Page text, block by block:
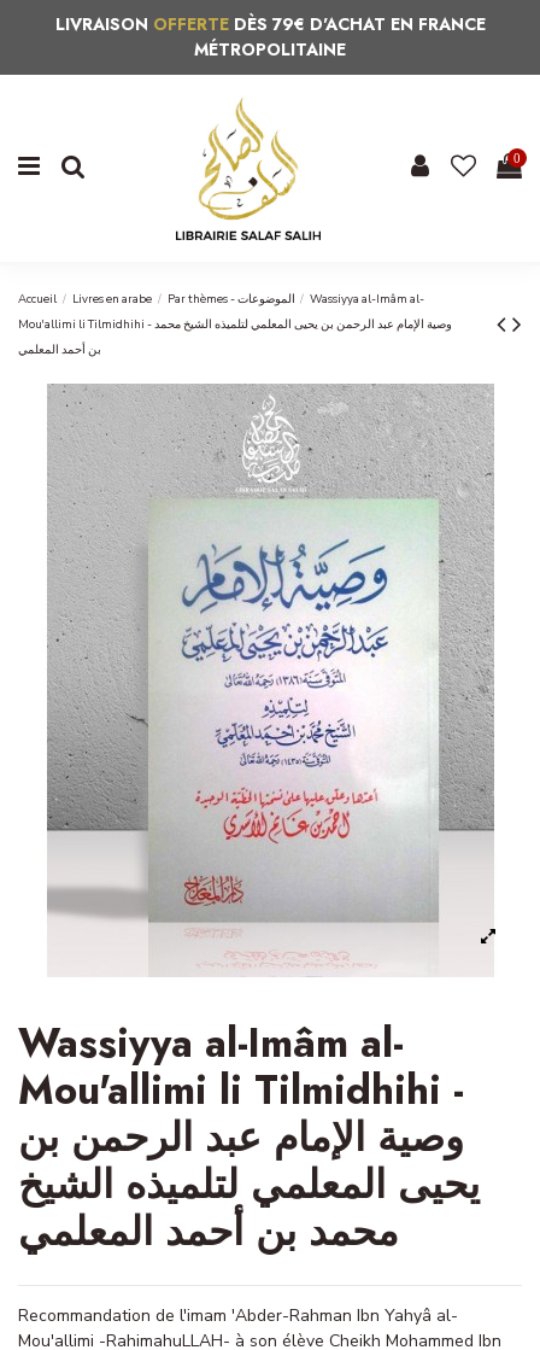
LIVRAISON OFFERTEDÈS 79€ D'ACHAT EN FRANCE
MÉTROPOLITAINE
0
Accueil Livres en arabe Par thèmes - الموضوعات
Wassiyya al-Imâm al-
Mou'allimi li Tilmidhihi - وصية الإمام عبد الرحمن بن يحيى المعلمي لتلميذه الشيخ محمد
بن أحمد المعلمي
Wassiyya al-Imâm al-
Mou'allimi li Tilmidhihi -
وصية الإمام عبد الرحمن بن
يحيى المعلمي لتلميذه الشيخ
محمد بن أحمد المعلمي
Recommandation de l'imam 'Abder-Rahman Ibn Yahyâ al-
Mou'allimi -RahimahuLLAH- à son élève Cheikh Mohammed Ibn